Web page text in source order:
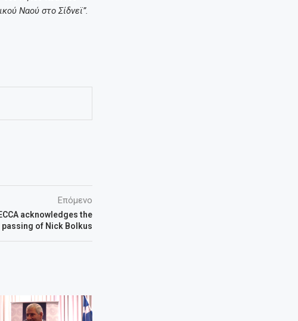
Ναού στο Σίδνεϊ”.
Επόμενο
acknowledges the
passing of Nick Bolkus